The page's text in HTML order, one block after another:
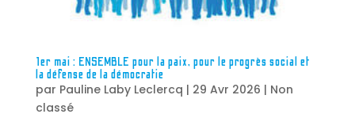
1er mai : ENSEMBLE pour la paix, pour le progrès social et
la défense de la démocratie
par Pauline Laby Leclercq | 29 Avr 2026 | Non
classé